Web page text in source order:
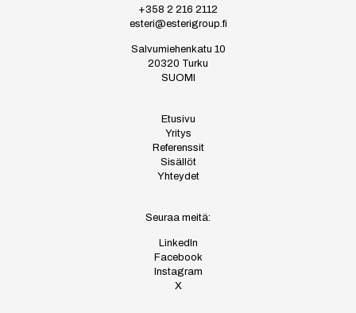
+358 2 216 2112
esteri@esterigroup.fi
Salvumiehenkatu 10
20320 Turku
SUOMI
Etusivu
Yritys
Referenssit
Sisällöt
Yhteydet
Seuraa meitä:
LinkedIn
Facebook
Instagram
X